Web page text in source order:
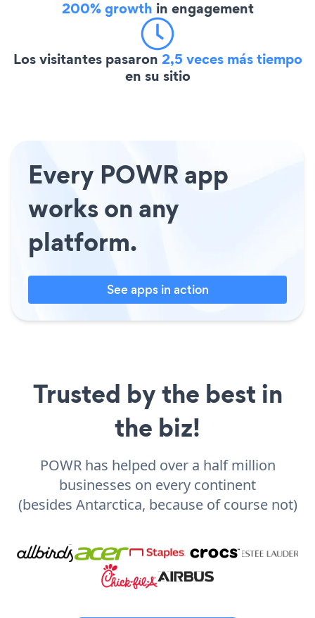
200% growth in engagement
Los visitantes pasaron 2,5 veces más tiempo
en su sitio
Every POWR app
works on any
platform.
See apps in action
Trusted by the best in
the biz!
POWR has helped over a half million
businesses on every continent
(besides Antarctica, because of course not)